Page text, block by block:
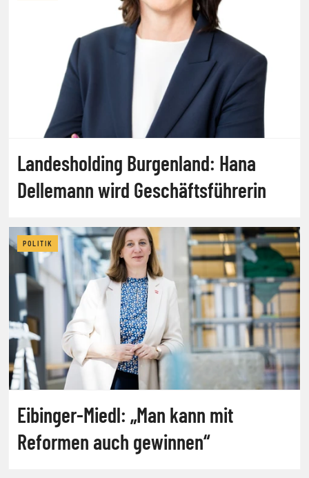
Landesholding Burgenland: Hana
Dellemann wird Geschäftsführerin
POLITIK
Eibinger-Miedl: „Man kann mit
Reformen auch gewinnen“